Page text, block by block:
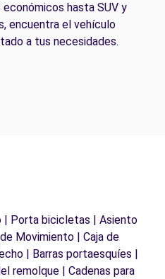
hasta SUV y
encuentra el vehículo
a tus necesidades.
| Porta bicicletas | Asiento
Movimiento | Caja de
| Barras portaesquíes |
remolque | Cadenas para